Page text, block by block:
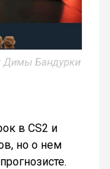
Димы Бандурки
в CS2 и
но о нем